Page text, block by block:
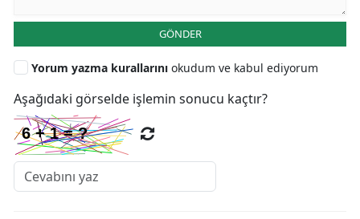
GÖNDER
Yorum yazma kurallarını okudum ve kabul ediyorum
Aşağıdaki görselde işlemin sonucu kaçtır?